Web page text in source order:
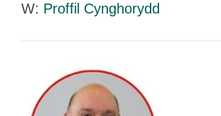
W: Proffil Cynghorydd